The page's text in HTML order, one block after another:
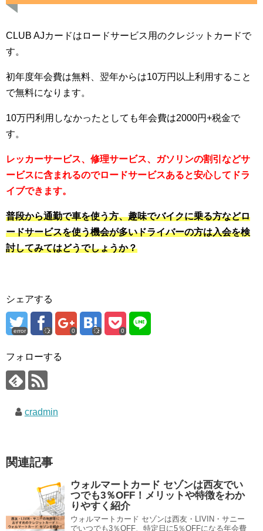
CLUB AJカードはロードサービス用のクレジットカードで
す。
初年度年会費は無料、翌年からは10万円以上利用すること
で無料になります。
10万円利用しなかったとしても年会費は2000円+税金で
す。
レッカーサービス、修理サービス、ガソリンの割引などサ
ービスに含まれるのでロードサービスあると安心してドラ
イブできます。
普段から通勤で車を使う方、趣味でバイクに乗る方などロ
ードサービスを使う機会が多いドライバーの方は入会を検
討してみてはどうでしょうか？
シェアする
error 0 0
フォローする
cradmin
関連記事
ウォルマートカード セゾンは西友でい
つでも3％OFF！メリットや特徴をわか
りやすく紹介
ウォルマートカード セゾンは西友・LIVIN・サニー
でいつでも3％OFF、特定日に5％OFFになる年会費